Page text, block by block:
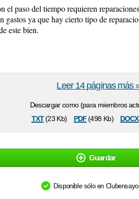
el paso del tiempo requieren
gastos ya que hay cierto tipo de
este bien.
Descargar como (para miembros
txt(23 Kb) pdf(498 Kb) docx
Leer 14 páginas más
Guardar
Disponible sólo en